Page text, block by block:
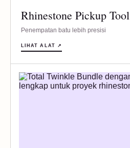
Rhinestone Pickup Tool
Penempatan batu lebih presisi
LIHAT ALAT ↗